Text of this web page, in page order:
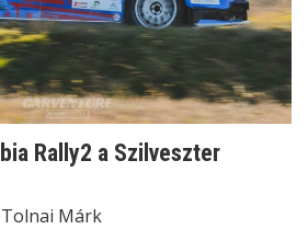
Rally2 a Szilveszter
Tolnai Márk